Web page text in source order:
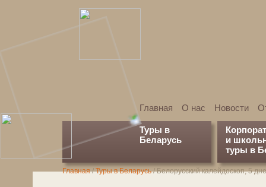
Главная О нас Новости
Туры в
Беларусь
и
туры в
Главная/Туры в Беларусь/Белорусский калейдоскоп, 5